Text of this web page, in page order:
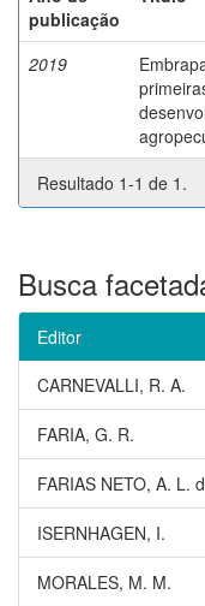
publicação
2019
Resultado 1-1 de 1.
Busca
Editor
CARNEVALLI, R. A.
FARIA, G. R.
FARIAS NETO, A. L.
ISERNHAGEN, I.
MORALES, M. M.